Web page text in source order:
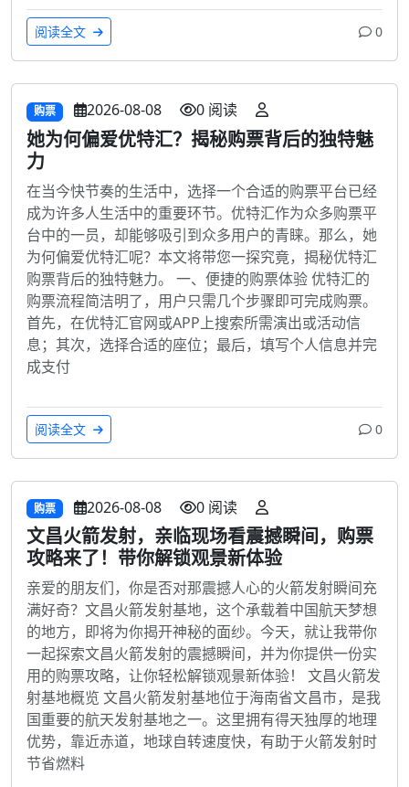
阅读全文 0
购票 2026-08-08 0 阅读
她为何偏爱优特汇？揭秘购票背后的独特魅
力
在当今快节奏的生活中，选择一个合适的购票平台已经
成为许多人生活中的重要环节。优特汇作为众多购票平
台中的一员，却能够吸引到众多用户的青睐。那么，她
为何偏爱优特汇呢？本文将带您一探究竟，揭秘优特汇
购票背后的独特魅力。 一、便捷的购票体验 优特汇的
购票流程简洁明了，用户只需几个步骤即可完成购票。
首先，在优特汇官网或APP上搜索所需演出或活动信
息；其次，选择合适的座位；最后，填写个人信息并完
成支付
阅读全文 0
购票 2026-08-08 0 阅读
文昌火箭发射，亲临现场看震撼瞬间，购票
攻略来了！带你解锁观景新体验
亲爱的朋友们，你是否对那震撼人心的火箭发射瞬间充
满好奇？文昌火箭发射基地，这个承载着中国航天梦想
的地方，即将为你揭开神秘的面纱。今天，就让我带你
一起探索文昌火箭发射的震撼瞬间，并为你提供一份实
用的购票攻略，让你轻松解锁观景新体验！ 文昌火箭发
射基地概览 文昌火箭发射基地位于海南省文昌市，是我
国重要的航天发射基地之一。这里拥有得天独厚的地理
优势，靠近赤道，地球自转速度快，有助于火箭发射时
节省燃料